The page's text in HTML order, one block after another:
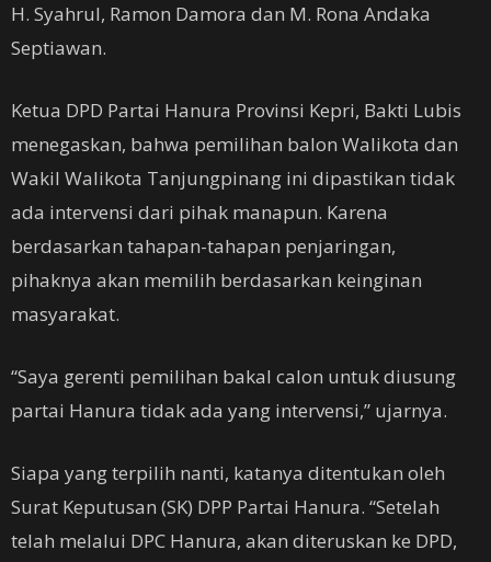
H. Syahrul, Ramon Damora dan M. Rona Andaka
Septiawan.
Ketua DPD Partai Hanura Provinsi Kepri, Bakti Lubis
menegaskan, bahwa pemilihan balon Walikota dan
Wakil Walikota Tanjungpinang ini dipastikan tidak
ada intervensi dari pihak manapun. Karena
berdasarkan tahapan-tahapan penjaringan,
pihaknya akan memilih berdasarkan keinginan
masyarakat.
“Saya gerenti pemilihan bakal calon untuk diusung
partai Hanura tidak ada yang intervensi,” ujarnya.
Siapa yang terpilih nanti, katanya ditentukan oleh
Surat Keputusan (SK) DPP Partai Hanura. “Setelah
telah melalui DPC Hanura, akan diteruskan ke DPD,